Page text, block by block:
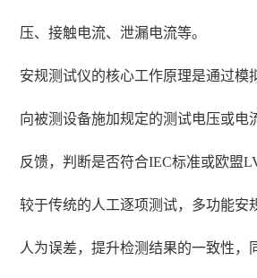
压、接触电流、泄漏电流等。
安规测试仪的核心工作原理是通过模
向被测设备施加规定的测试电压或电
反馈，判断是否符合IEC标准或欧盟
较于传统的人工逐项测试，多功能安
人为误差，提升检测结果的一致性，